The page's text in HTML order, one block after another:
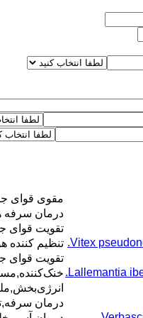
مقوی قوای
درمان سرفه
تقویت قوای
Vitex تنظیم کننده
تقویت قوای
Lallemantia
درمان